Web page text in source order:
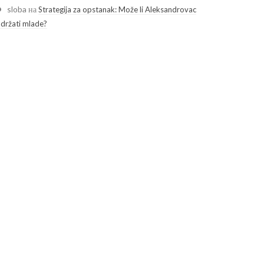
sloba наStrategija za opstanak: Može li Aleksandrovac
mlade?